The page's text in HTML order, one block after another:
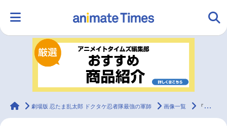
ランキング アニメ
ラジオ 映画
animateTimes
劇場版 忍たま乱太郎 ドクタケ忍者隊最強の軍師 画像一覧 『劇場版 忍たま乱太郎』忍術学園五年生のキャラクタービジュアル公開！